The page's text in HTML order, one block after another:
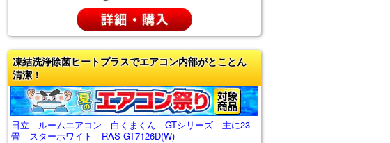
凍結洗浄除菌ヒートプラスでエアコン内部がとことん
清潔！
日立 ルームエアコン 白くまくん GTシリーズ 主に23
畳 スターホワイト RAS-GT7126D(W)